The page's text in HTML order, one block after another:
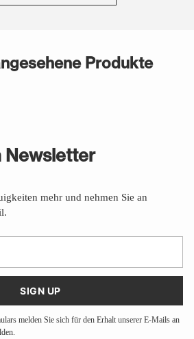
Produkte
Newsletter
mehr und nehmen Sie an
SIGN UP
melden Sie sich für den Erhalt unserer E-Mails an